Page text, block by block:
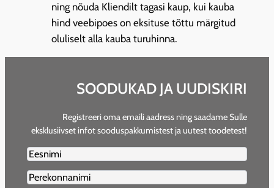
ning nõuda Kliendilt tagasi kaup, kui kauba
hind veebipoes on eksituse tõttu märgitud
oluliselt alla kauba turuhinna.
SOODUKAD JA UUDISKIRI
Registreeri oma emaili aadress ning saadame Sulle
eksklusiivset infot sooduspakkumistest ja uutest toodetest!
Firstname2
Lastname2